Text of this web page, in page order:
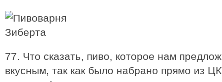
77. Что сказать, пиво, которое нам
вкусным, так как было набрано прямо из